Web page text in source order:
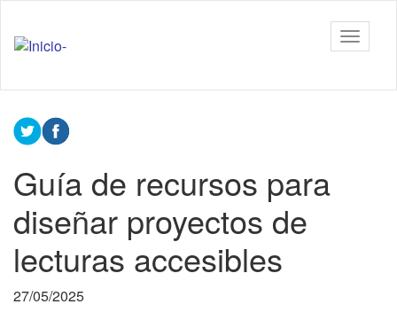
contenido
Tiflonexos
barra
Contenido
principal
Guía de recursos para
diseñar proyectos de
lecturas accesibles
27/05/2025